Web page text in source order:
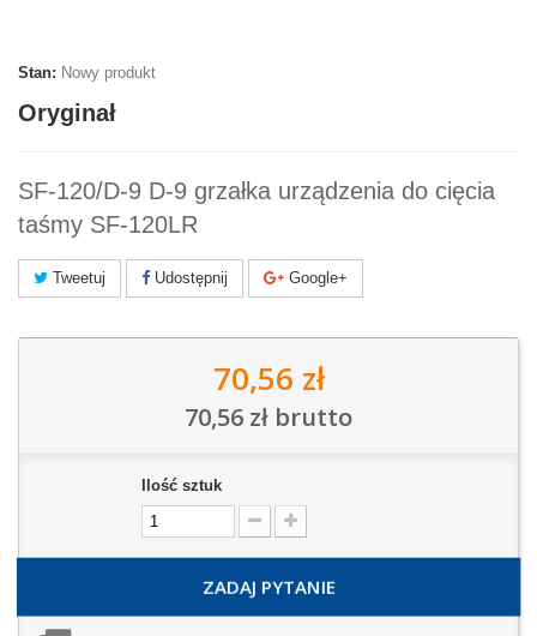
Stan: Nowy produkt
Oryginał
SF-120/D-9 D-9 grzałka urządzenia do cięcia
taśmy SF-120LR
Tweetuj Udostępnij Google+
70,56 zł
70,56 zł brutto
Ilość sztuk
ZADAJ PYTANIE